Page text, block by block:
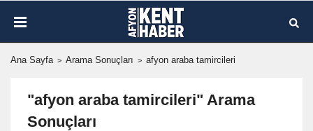
Ana Sayfa Arama Sonuçları afyon araba tamircileri
"afyon araba tamircileri" Arama
Sonuçları